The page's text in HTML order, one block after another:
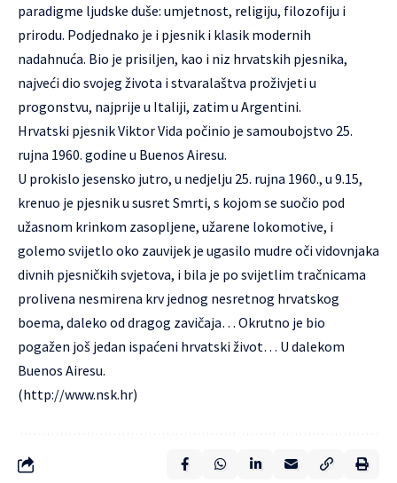
paradigme ljudske duše: umjetnost, religiju, filozofiju i
prirodu. Podjednako je i pjesnik i klasik modernih
nadahnuća. Bio je prisiljen, kao i niz hrvatskih pjesnika,
najveći dio svojeg života i stvaralaštva proživjeti u
progonstvu, najprije u Italiji, zatim u Argentini.
Hrvatski pjesnik Viktor Vida počinio je samoubojstvo 25.
rujna 1960. godine u Buenos Airesu.
U prokislo jesensko jutro, u nedjelju 25. rujna 1960., u 9.15,
krenuo je pjesnik u susret Smrti, s kojom se suočio pod
užasnom krinkom zasopljene, užarene lokomotive, i
golemo svijetlo oko zauvijek je ugasilo mudre oči vidovnjaka
divnih pjesničkih svjetova, i bila je po svijetlim tračnicama
prolivena nesmirena krv jednog nesretnog hrvatskog
boema, daleko od dragog zavičaja… Okrutno je bio
pogažen još jedan ispaćeni hrvatski život… U dalekom
Buenos Airesu.
(http://www.nsk.hr)